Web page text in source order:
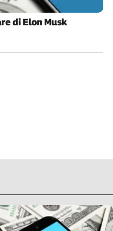
di Elon Musk